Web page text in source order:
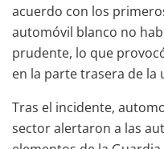
acuerdo con los
automóvil blanco no
prudente, lo que
en la parte trasera de la
Tras el incidente,
sector alertaron a las